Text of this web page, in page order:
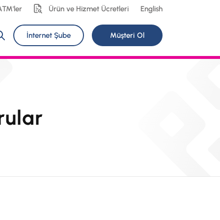
Ürün ve Hizmet Ücretleri English
İnternet Şube Müşteri Ol